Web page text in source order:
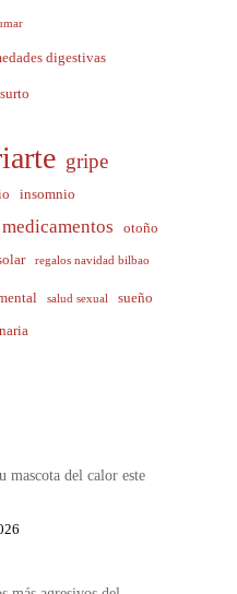
digestivas
gripe
insomnio
medicamentos
otoño
regalos navidad bilbao
salud sexual sueño
mascota del calor este